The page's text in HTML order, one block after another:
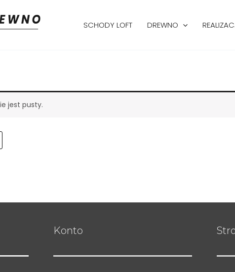
SCHODY LOFT DREWNO
jest pusty.
Konto